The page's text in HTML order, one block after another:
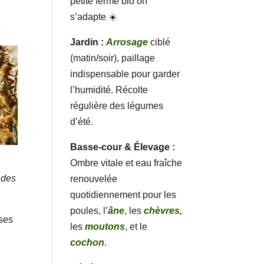
s’adapte ☀️
Jardin : Arrosage ciblé
(matin/soir), paillage
indispensable pour garder
l’humidité. Récolte
régulière des légumes
d’été.
Basse-cour & Élevage :
Ombre vitale et eau fraîche
renouvelée
quotidiennement pour les
poules, l’âne, leschèvres,
lesmoutons, et le
cochon.